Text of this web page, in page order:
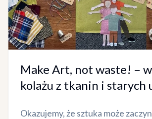
Make Art, not waste! –
kolażu z tkanin i starych
Okazujemy, że sztuka może